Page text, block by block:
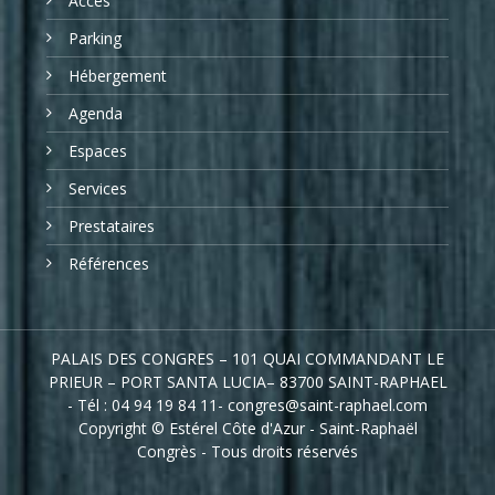
Parking
Hébergement
Agenda
Espaces
Services
Prestataires
Références
PALAIS DES CONGRES – 101 QUAI COMMANDANT LE
PRIEUR – PORT SANTA LUCIA– 83700 SAINT-RAPHAEL
- Tél : 04 94 19 84 11- congres@saint-raphael.com
Copyright © Estérel Côte d'Azur - Saint-Raphaël
Congrès - Tous droits réservés